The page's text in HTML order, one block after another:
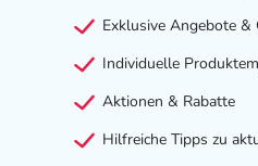
Exklusive Angebote &
Individuelle
Aktionen & Rabatte
Hilfreiche Tipps zu